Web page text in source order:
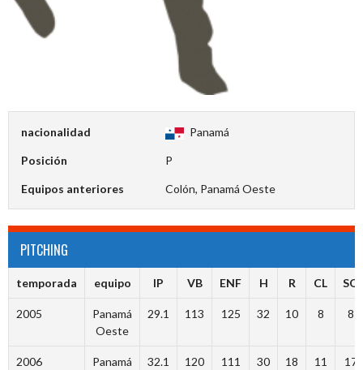
nacionalidad Panamá
Posición P
Equipos anteriores Colón, Panamá Oeste
PITCHING
temporada equipo IP VB ENF H R CL SO
2005
Panamá
Oeste
29.1 113 125 32 10 8 8
2006
Panamá
32.1 120 111 30 18 11 17